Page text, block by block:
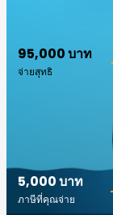
95,000 บาท
จ่ายสุทธิ
5,000 บาท
ภาษีที่คุณจ่าย